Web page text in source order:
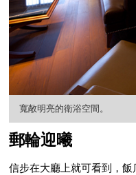
寬敞明亮的衛浴空間。
郵輪迎曦
信步在大廳上就可看到，